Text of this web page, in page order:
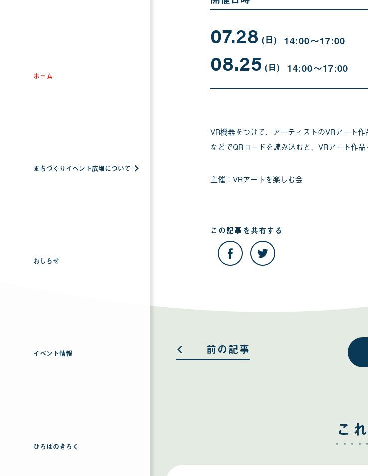
ホーム
まちづくりイベント広場について
おしらせ
イベント情報
ひろばのきろく
07.28 月
28
日
(日日
) 14:00〜17:00
08.25 月
25
日
(日日
) 14:00〜17:00
VR機器をつけて、アーティストのVRアート
などでQRコードを読み込むと、VRアート作
主催：VRアートを楽しむ会
この記事を共有する
の
記
す す
前の記事
こ